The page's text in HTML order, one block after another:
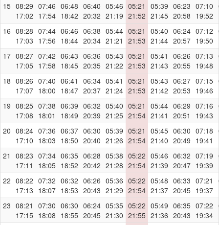
15 08:29
17:02
07:46
17:54
06:48
18:42
06:40
20:32
05:46
21:19
05:21
21:52
05:39
21:45
06:23
20:58
07:10
19:52
16 08:28
17:03
07:44
17:56
06:46
18:44
06:38
20:34
05:44
21:21
05:21
21:53
05:40
21:44
06:24
20:57
07:12
19:50
17 08:27
17:05
07:42
17:58
06:43
18:45
06:36
20:35
05:43
21:22
05:21
21:53
05:41
21:43
06:26
20:55
07:13
19:48
18 08:26
17:07
07:40
18:00
06:41
18:47
06:34
20:37
05:41
21:24
05:21
21:53
05:43
21:42
06:27
20:53
07:15
19:46
19 08:25
17:08
07:38
18:01
06:39
18:49
06:32
20:39
05:40
21:25
05:21
21:54
05:44
21:41
06:29
20:51
07:16
19:43
20 08:24
17:10
07:36
18:03
06:37
18:50
06:30
20:40
05:39
21:26
05:21
21:54
05:45
21:40
06:30
20:49
07:18
19:41
21
08:23
17:11
07:34
18:05
06:35
18:52
06:28
20:42
05:38
21:28
05:22
21:54
05:46
21:39
06:32
20:47
07:19
19:39
22 08:22
17:13
07:32
18:07
06:32
18:53
06:26
20:43
05:36
21:29
05:22
21:54
05:48
21:37
06:33
20:45
07:21
19:37
23 08:21
17:15
07:30
18:08
06:30
18:55
06:24
20:45
05:35
21:30
05:22
21:55
05:49
21:36
06:35
20:43
07:22
19:34